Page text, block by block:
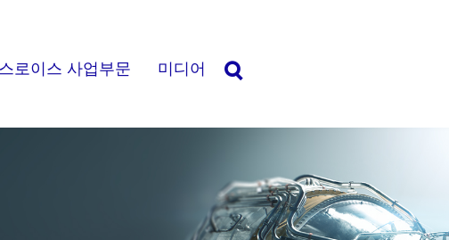
로이스 사업부문 미디어